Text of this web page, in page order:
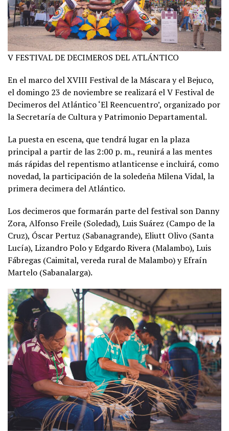
V FESTIVAL DE DECIMEROS DEL ATLÁNTICO
En el marco del XVIII Festival de la Máscara y el Bejuco,
el domingo 23 de noviembre se realizará el V Festival de
Decimeros del Atlántico ‘El Reencuentro’, organizado por
la Secretaría de Cultura y Patrimonio Departamental.
La puesta en escena, que tendrá lugar en la plaza
principal a partir de las 2:00 p. m., reunirá a las mentes
más rápidas del repentismo atlanticense e incluirá, como
novedad, la participación de la soledeña Milena Vidal, la
primera decimera del Atlántico.
Los decimeros que formarán parte del festival son Danny
Zora, Alfonso Freile (Soledad), Luis Suárez (Campo de la
Cruz), Óscar Pertuz (Sabanagrande), Eliutt Olivo (Santa
Lucía), Lizandro Polo y Edgardo Rivera (Malambo), Luis
Fábregas (Caimital, vereda rural de Malambo) y Efraín
Martelo (Sabanalarga).